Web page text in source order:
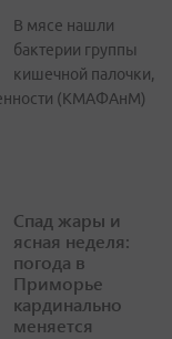
В мясе нашли
бактерии группы
кишечной палочки,
(КМАФАнМ)
Спад жары и
ясная неделя:
погода в
Приморье
кардинально
меняется